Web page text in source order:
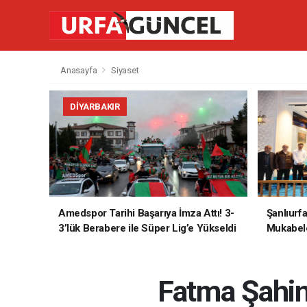
Anasayfa Siyaset
DIYARBAKIR
Amedspor Tarihi Başarıya İmza Attı! 3-
3’lük Berabere ile Süper Lig’e Yükseldi
Fatma